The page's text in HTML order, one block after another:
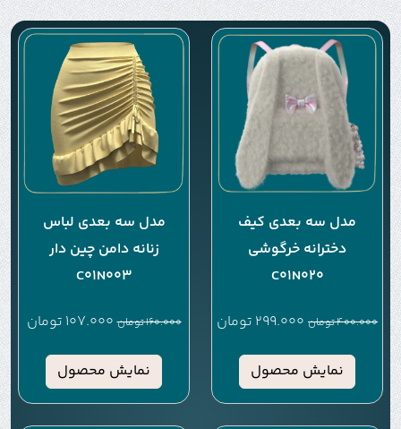
مدل سه بعدی کیف
دخترانه خرگوشی
C01N020
400.000تومان 299.000 تومان
نمایش محصول
مدل سه بعدی لباس
زنانه دامن چین دار
C01N003
160.000تومان 107.000 تومان
نمایش محصول